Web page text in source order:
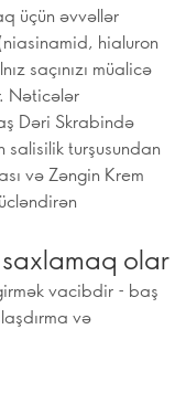
üçün əvvəllər
hialuron
saçınızı müalicə
Nəticələr
Dəri Skrabində
salisilik turşusundan
və Zəngin Krem
olar
vacibdir - baş
və